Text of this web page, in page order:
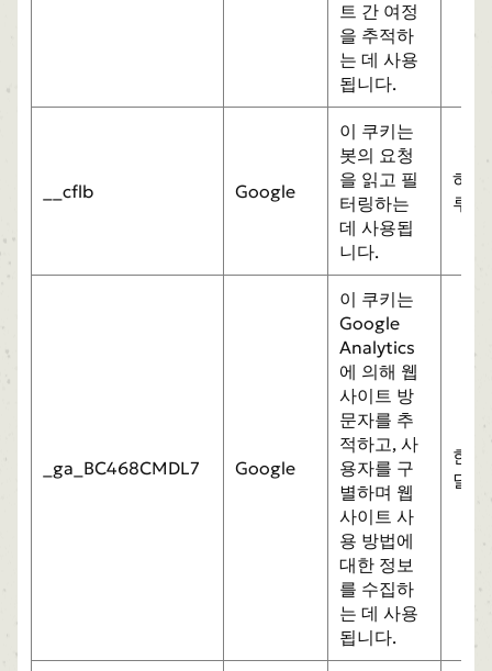
트 간 여정
을 추적하
는 데 사용
됩니다.
__cflb Google
이 쿠키는
봇의 요청
을 읽고 필
터링하는
데 사용됩
니다.
하
루
_ga_BC468CMDL7 Google
이 쿠키는
Google
Analytics
에 의해 웹
사이트 방
문자를 추
적하고, 사
용자를 구
별하며 웹
사이트 사
용 방법에
대한 정보
를 수집하
는 데 사용
됩니다.
한
달